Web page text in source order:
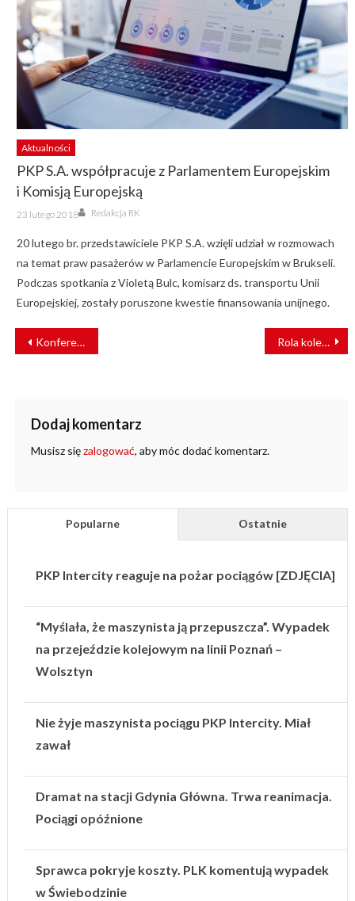
Aktualności
PKP S.A. współpracuje z Parlamentem Europejskim
i Komisją Europejską
Posted
on
23 lutego 2018 Author
Redakcja RK
20 lutego br. przedstawiciele PKP S.A. wzięli udział w rozmowach
na temat praw pasażerów w Parlamencie Europejskim w Brukseli.
Podczas spotkania z Violetą Bulc, komisarz ds. transportu Unii
Europejskiej, zostały poruszone kwestie finansowania unijnego.
NAWIGACJA
WPISU
Konferencja Rozwój Polskiej Infrastruktury Kolejowej – o inwestycjach i ich skutkach Rola kolei regionalnych w systemie transportowym kraju
Dodaj komentarz
Musisz sięzalogować, aby móc dodać komentarz.
Popularne Ostatnie
PKP Intercity reaguje na pożar pociągów [ZDJĘCIA]
“Myślała, że maszynista ją przepuszcza”. Wypadek
na przejeździe kolejowym na linii Poznań –
Wolsztyn
Nie żyje maszynista pociągu PKP Intercity. Miał
zawał
Dramat na stacji Gdynia Główna. Trwa reanimacja.
Pociągi opóźnione
Sprawca pokryje koszty. PLK komentują wypadek
w Świebodzinie